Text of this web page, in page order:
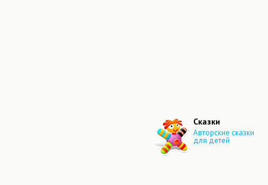
Сказки
Авторские сказки
для детей